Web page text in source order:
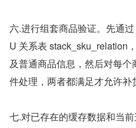
六.进⾏组套商品验证。先通
U 关系表 stack_sku_relation
及普通商品信息，然后对每
件处理，两者都满⾜才允许补
七.对已存在的缓存数据和当